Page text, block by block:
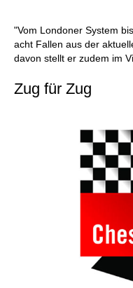
"Vom Londoner System
acht Fallen aus der
davon stellt er zudem im
Zug für Zug